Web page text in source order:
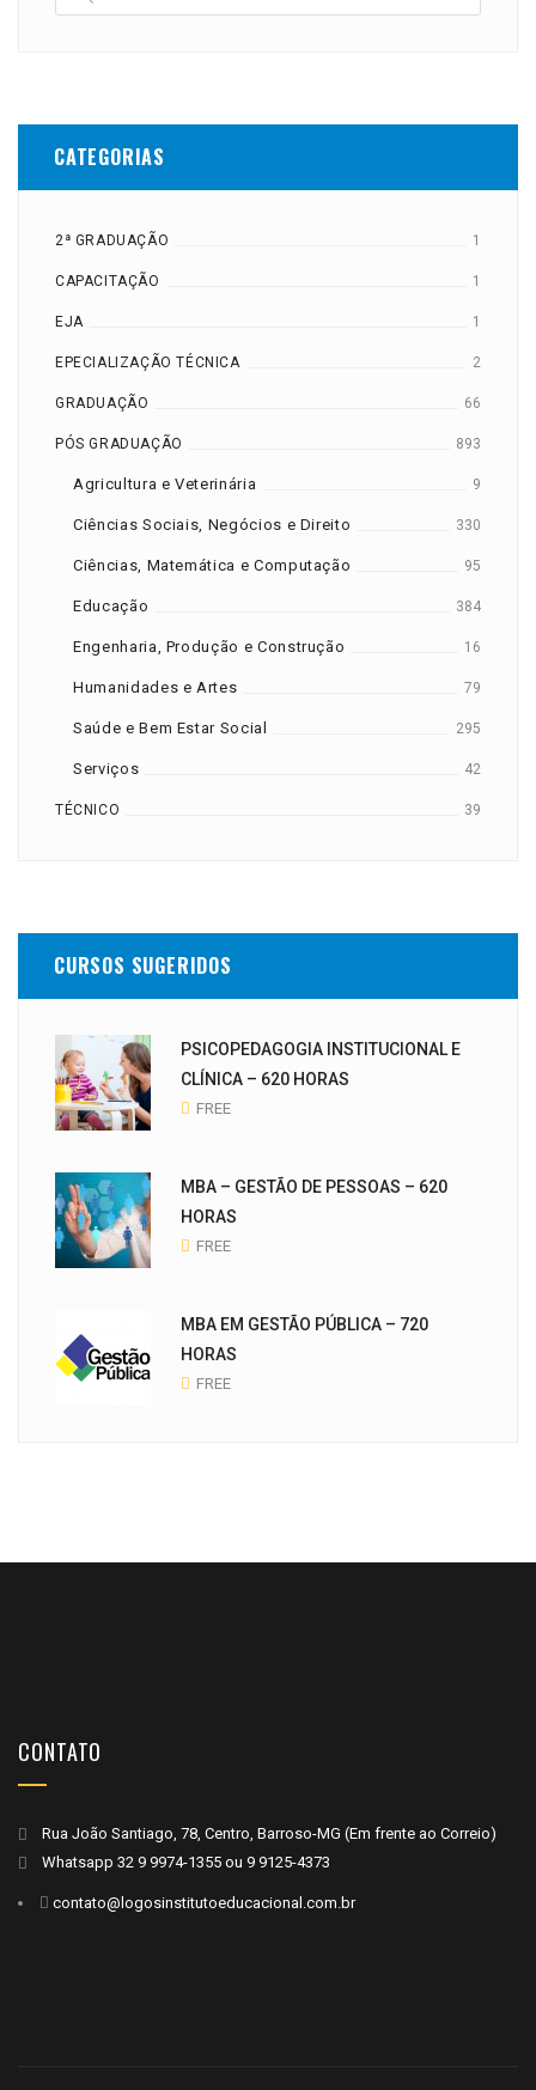
CATEGORIAS
2ª GRADUAÇÃO 1
CAPACITAÇÃO 1
EJA 1
EPECIALIZAÇÃO TÉCNICA 2
GRADUAÇÃO 66
PÓS GRADUAÇÃO 893
Agricultura e Veterinária 9
Ciências Sociais, Negócios e Direito 330
Ciências, Matemática e Computação 95
Educação 384
Engenharia, Produção e Construção 16
Humanidades e Artes 79
Saúde e Bem Estar Social 295
Serviços 42
TÉCNICO 39
CURSOS SUGERIDOS
PSICOPEDAGOGIA INSTITUCIONAL E
CLÍNICA – 620 HORAS
FREE
MBA – GESTÃO DE PESSOAS – 620
HORAS
FREE
MBA EM GESTÃO PÚBLICA – 720
HORAS
FREE
CONTATO
Rua João Santiago, 78, Centro, Barroso-MG (Em frente ao Correio)
Whatsapp 32 9 9974-1355 ou 9 9125-4373
contato@logosinstitutoeducacional.com.br